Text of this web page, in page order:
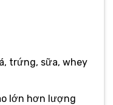
trứng, sữa, whey
lớn hơn lượng